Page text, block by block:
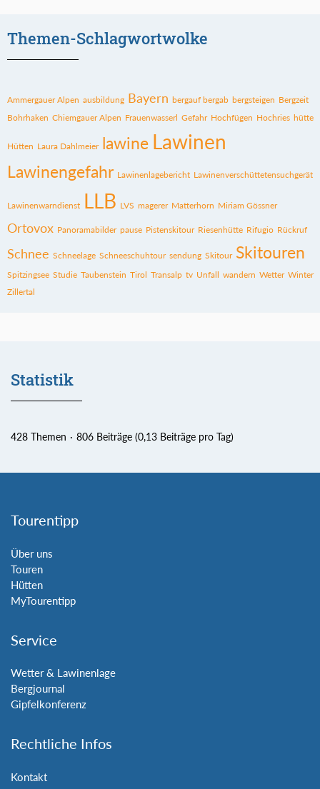
Themen-Schlagwortwolke
Ammergauer Alpen ausbildung Bayern bergauf bergab bergsteigen Bergzeit
Bohrhaken Chiemgauer Alpen Frauenwasserl Gefahr Hochfügen Hochries hütte
Hütten Laura Dahlmeier lawine Lawinen
Lawinengefahr Lawinenlagebericht Lawinenverschüttetensuchgerät
Lawinenwarndienst LLB LVS magerer Matterhorn Miriam Gössner
Ortovox Panoramabilder pause Pistenskitour Riesenhütte Rifugio Rückruf
Schnee Schneelage Schneeschuhtour sendung Skitour Skitouren
Spitzingsee Studie Taubenstein Tirol Transalp tv Unfall wandern Wetter Winter
Zillertal
Statistik
428 Themen 806 Beiträge (0,13 Beiträge pro Tag)
Tourentipp
Über uns
Touren
Hütten
MyTourentipp
Service
Wetter & Lawinenlage
Bergjournal
Gipfelkonferenz
Rechtliche Infos
Kontakt